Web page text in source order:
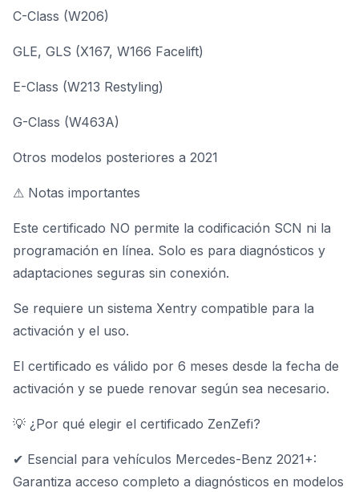
C-Class (W206)
GLE, GLS (X167, W166 Facelift)
E-Class (W213 Restyling)
G-Class (W463A)
Otros modelos posteriores a 2021
⚠ Notas importantes
Este certificado NO permite la codificación SCN ni la
programación en línea. Solo es para diagnósticos y
adaptaciones seguras sin conexión.
Se requiere un sistema Xentry compatible para la
activación y el uso.
El certificado es válido por 6 meses desde la fecha de
activación y se puede renovar según sea necesario.
💡 ¿Por qué elegir el certificado ZenZefi?
✔ Esencial para vehículos Mercedes-Benz 2021+:
Garantiza acceso completo a diagnósticos en modelos